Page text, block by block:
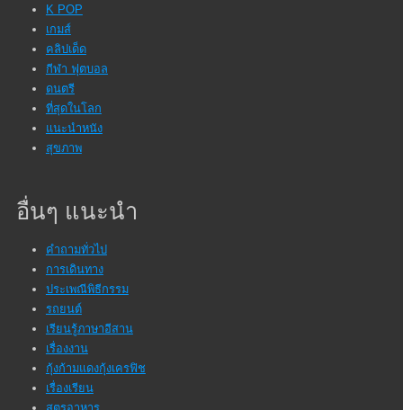
K POP
เกมส์
คลิปเด็ด
กีฬา ฟุตบอล
ดนตรี
ที่สุดในโลก
แนะนำหนัง
สุขภาพ
อื่นๆ แนะนำ
คำถามทั่วไป
การเดินทาง
ประเพณีพิธีกรรม
รถยนต์
เรียนรู้ภาษาอีสาน
เรื่องงาน
กุ้งก้ามแดงกุ้งเครฟิช
เรื่องเรียน